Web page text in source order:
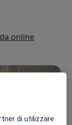
online
di utilizzare